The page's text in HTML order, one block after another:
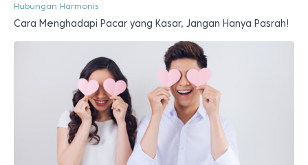
Hubungan Harmonis
Cara Menghadapi Pacar yang Kasar, Jangan Hanya Pasrah!